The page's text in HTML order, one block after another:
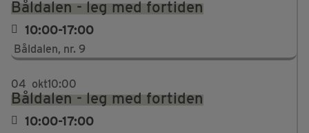
Båldalen - leg med fortiden
10:00-17:00
Båldalen, nr. 9
04 okt10:00
Båldalen - leg med fortiden
10:00-17:00